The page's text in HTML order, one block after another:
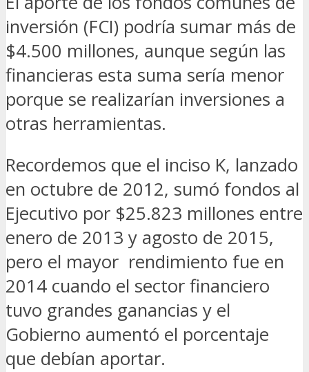
inversión (FCI) podría sumar más de
$4.500 millones, aunque según las
financieras esta suma sería menor
porque se realizarían inversiones a
otras herramientas.
Recordemos que el inciso K, lanzado
en octubre de 2012, sumó fondos al
Ejecutivo por $25.823 millones entre
enero de 2013 y agosto de 2015,
pero el mayor rendimiento fue en
2014 cuando el sector financiero
tuvo grandes ganancias y el
Gobierno aumentó el porcentaje
que debían aportar.